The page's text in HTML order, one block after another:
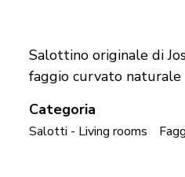
Salottino originale di
faggio curvato naturale
Categoria
Salotti - Living rooms